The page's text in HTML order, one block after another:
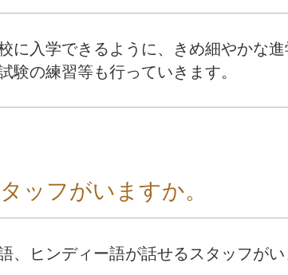
に入学できるように、きめ細やかな
験の練習等も行っていきます。
ッフがいますか。
、ヒンディー語が話せるスタッフがい